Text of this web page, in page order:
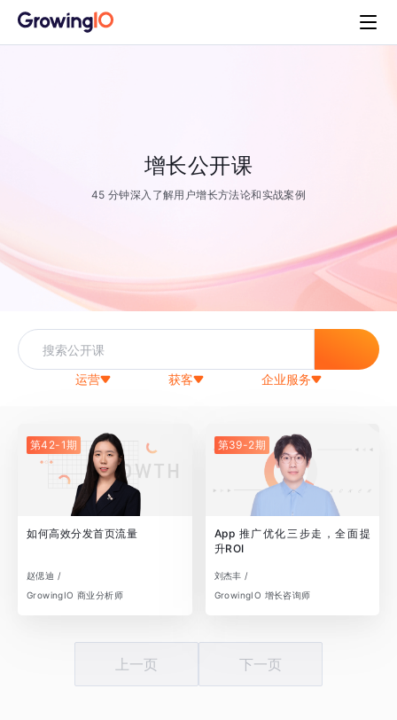
增长公开课
45 分钟深入了解用户增长方法论和实战案例
运营 获客 企业服务
第42-1期
如何高效分发首页流量
赵偲迪 /
GrowingIO 商业分析师
第39-2期
App 推广优化三步走，全面提
升ROI
刘杰丰 /
GrowingIO 增长咨询师
上一页 下一页